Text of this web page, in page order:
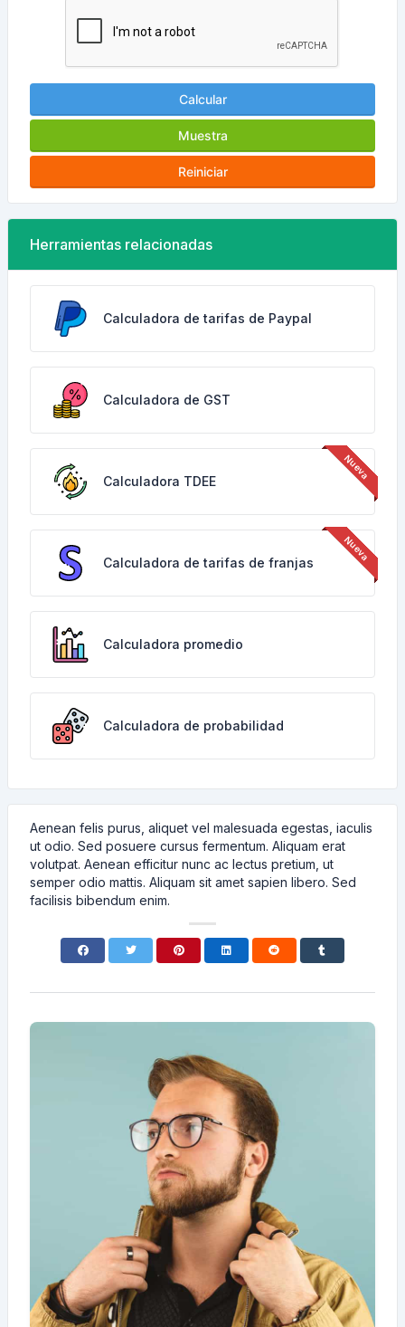
Calcular
Muestra
Reiniciar
Herramientas relacionadas
Calculadora de tarifas de Paypal
Calculadora de GST
Calculadora TDEE
Calculadora de tarifas de franjas
Calculadora promedio
Calculadora de probabilidad
Aenean felis purus, aliquet vel malesuada egestas, iaculis
ut odio. Sed posuere cursus fermentum. Aliquam erat
volutpat. Aenean efficitur nunc ac lectus pretium, ut
semper odio mattis. Aliquam sit amet sapien libero. Sed
facilisis bibendum enim.